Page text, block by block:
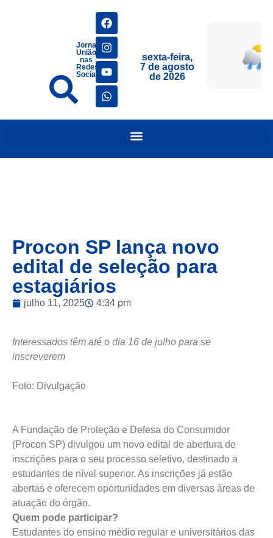
Jornais
União
nas
Redes
Sociais
sexta-feira,
7 de agosto
de 2026
Procon SP lança novo
edital de seleção para
estagiários
julho 11, 2025 4:34 pm
Interessados têm até o dia 16 de julho para se
inscreverem
Foto: Divulgação
A Fundação de Proteção e Defesa do Consumidor
(Procon SP) divulgou um novo edital de abertura de
inscrições para o seu processo seletivo, destinado a
estudantes de nível superior. As inscrições já estão
abertas e oferecem oportunidades em diversas áreas de
atuação do órgão.
Quem pode participar?
Estudantes do ensino médio regular e universitários das